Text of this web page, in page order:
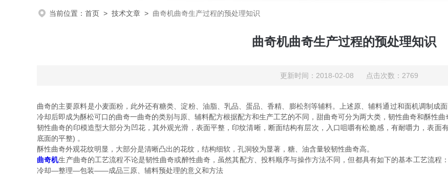
当前位置： 首页 > 技术文章 > 曲奇机曲奇生产过程的预处理知识
曲奇机曲奇生产过程的预处理知识
更新时间：2018-02-08 点击次数：2769
曲奇的主要原料是小麦面粉，此外还有糖类、淀粉、油脂、乳品、蛋品、香精、膨松剂等辅料。上述原、辅料通过和面机调制成
冷却后即成为酥松可口的曲奇一曲奇的类别与原、辅料配方根据配方和生产工艺的不同，甜曲奇可分为两大类，韧性曲奇和酥性曲
韧性曲奇的印模造型大部分为凹花，其外观光滑，表面平整，印纹清晰，断面结构有层次，入口咀嚼有松脆感，有耐嚼力，表
底面的平整) 。
酥性曲奇外观花纹明显，大部分是清晰凸出的花纹，结构细软，孔洞较为显著，糖、油含量较韧性曲奇高。
曲奇机生产曲奇的工艺流程不论是韧性曲奇或醉性曲奇，虽然其配方、投料顺序与操作方法不同，但都具有如下的基本工
冷却—整理—包装——成品三原、辅料预处理的意义和方法